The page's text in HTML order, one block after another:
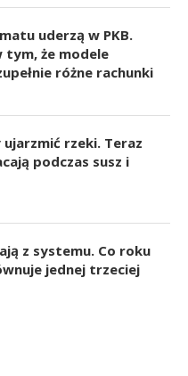
uderzą w PKB.
tym, że modele
różne rachunki
ujarzmić rzeki. Teraz
podczas susz i
z systemu. Co roku
jednej trzeciej